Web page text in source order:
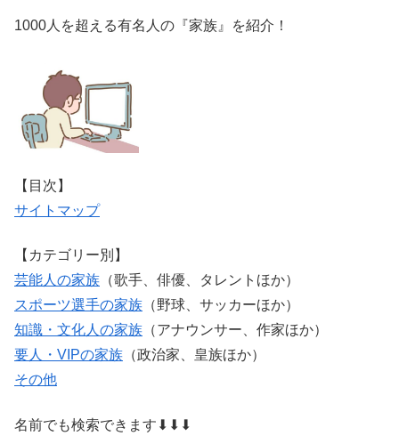
1000人を超える有名人の『家族』を紹介！
【目次】
サイトマップ
【カテゴリー別】
芸能人の家族 （歌手、俳優、タレントほか）
スポーツ選手の家族 （野球、サッカーほか）
知識・文化人の家族 （アナウンサー、作家ほか）
要人・VIPの家族 （政治家、皇族ほか）
その他
名前でも検索できます⬇⬇⬇